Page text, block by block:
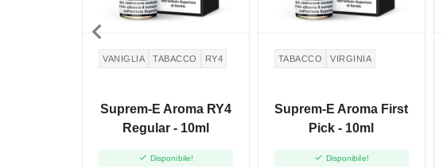
VANIGLIA TABACCO RY4
Suprem-E Aroma RY4
Regular - 10ml
 Disponibile!
TABACCO VIRGINIA
Suprem-E Aroma First
Pick - 10ml
 Disponibile!
